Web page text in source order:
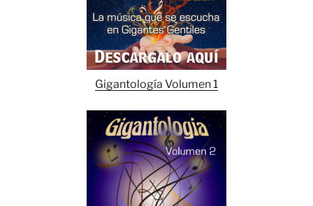
Gigantología Volumen 1